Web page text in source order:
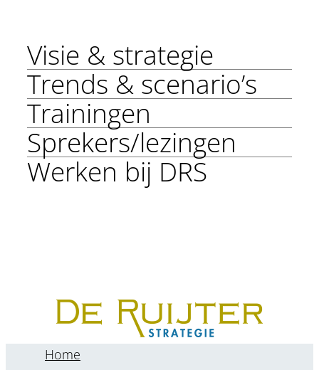
Visie & strategie
Trends & scenario’s
Trainingen
Sprekers/lezingen
Werken bij DRS
Home